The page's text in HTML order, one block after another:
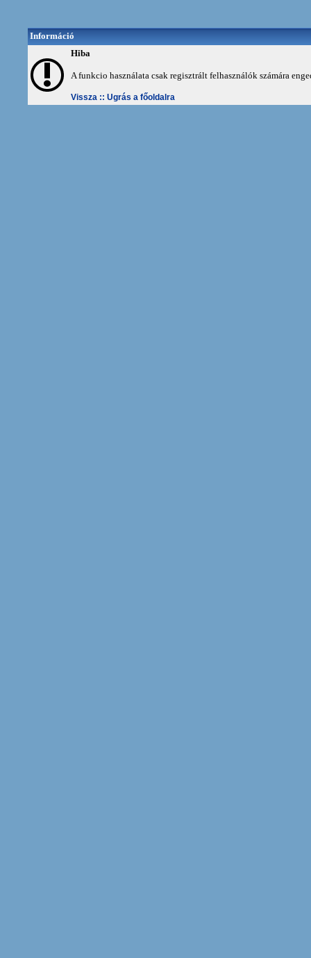
Információ
Hiba
A funkcio használata csak regisztrált felhasználók számára
Vissza :: Ugrás a főoldalra